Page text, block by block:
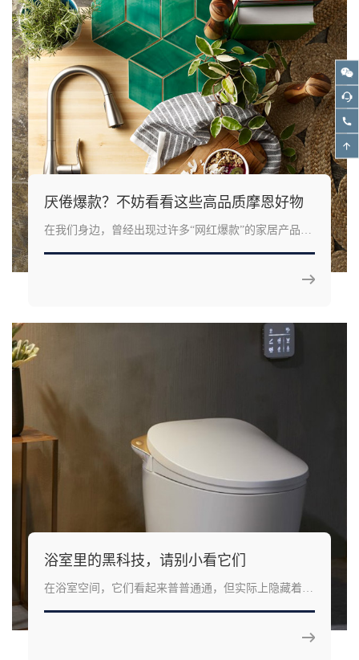
厌倦爆款？不妨看看这些高品质摩恩好物
在我们身边，曾经出现过许多“网红爆款”的家居产品，
受到网友们的追捧，但一味地跟风打造出来的家也难免
浴室里的黑科技，请别小看它们
在浴室空间，它们看起来普普通通，但实际上隐藏着深
厚的功力。如果你从来没有使用过，就无法体验到它们